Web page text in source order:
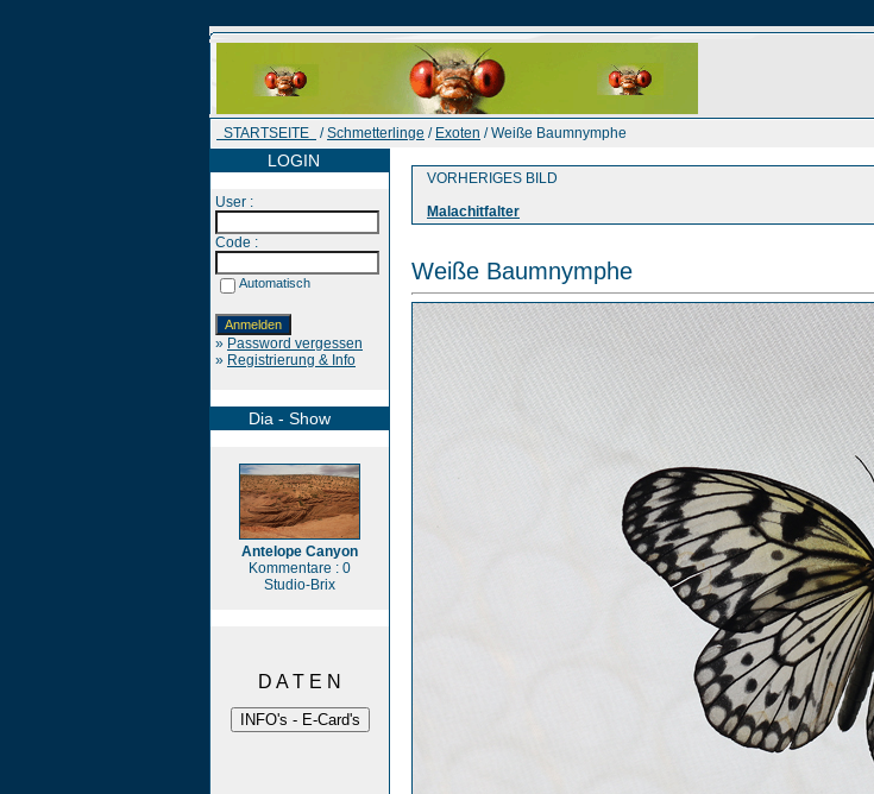
STARTSEITE /Schmetterlinge / Exoten / Weiße Baumnymphe
LOGIN
User :
Code :
Automatisch
» Password vergessen
» Registrierung & Info
Dia - Show
Antelope Canyon
Kommentare : 0
Studio-Brix
D A T E N
VORHERIGES BILD
Malachitfalter
Weiße Baumnymphe